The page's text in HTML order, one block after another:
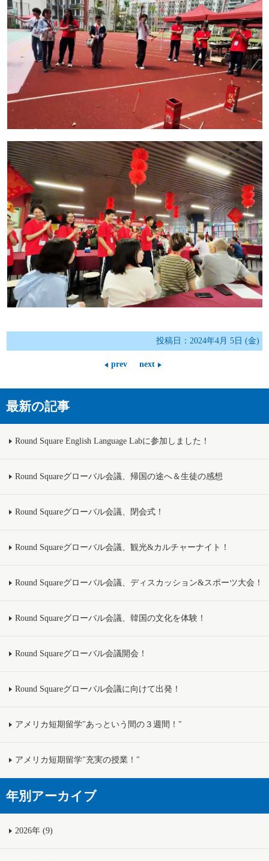
投稿日：2024年4月 5日 (金)
prev next
最新の記事
Round Square English Language Labに参加しました！
Round Squareグローバル会議、帰国の途へ＆生徒の感想
Round Squareグローバル会議、閉会式！
Round Squareグローバル会議、観光&カルチャーナイト！
Round Squareグローバル会議、ディスカッション&スポーツ大会！
Round Squareグローバル会議、韓国の文化を体験！
Round Squareグローバル会議開会！
Round Squareグローバル会議に向けて出発！
アメリカ短期留学"あっという間の３週間！"
アメリカ短期留学"充実の授業！"
年別アーカイブ
2026年 (9)